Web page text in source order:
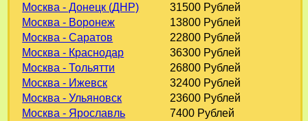
Москва - Донецк (ДНР)
31500 Рублей
Москва - Воронеж
13800 Рублей
Москва - Саратов
22800 Рублей
Москва - Краснодар
36300 Рублей
Москва - Тольятти
26800 Рублей
Москва - Ижевск
32400 Рублей
Москва - Ульяновск
23600 Рублей
Москва - Ярославль
7400 Рублей